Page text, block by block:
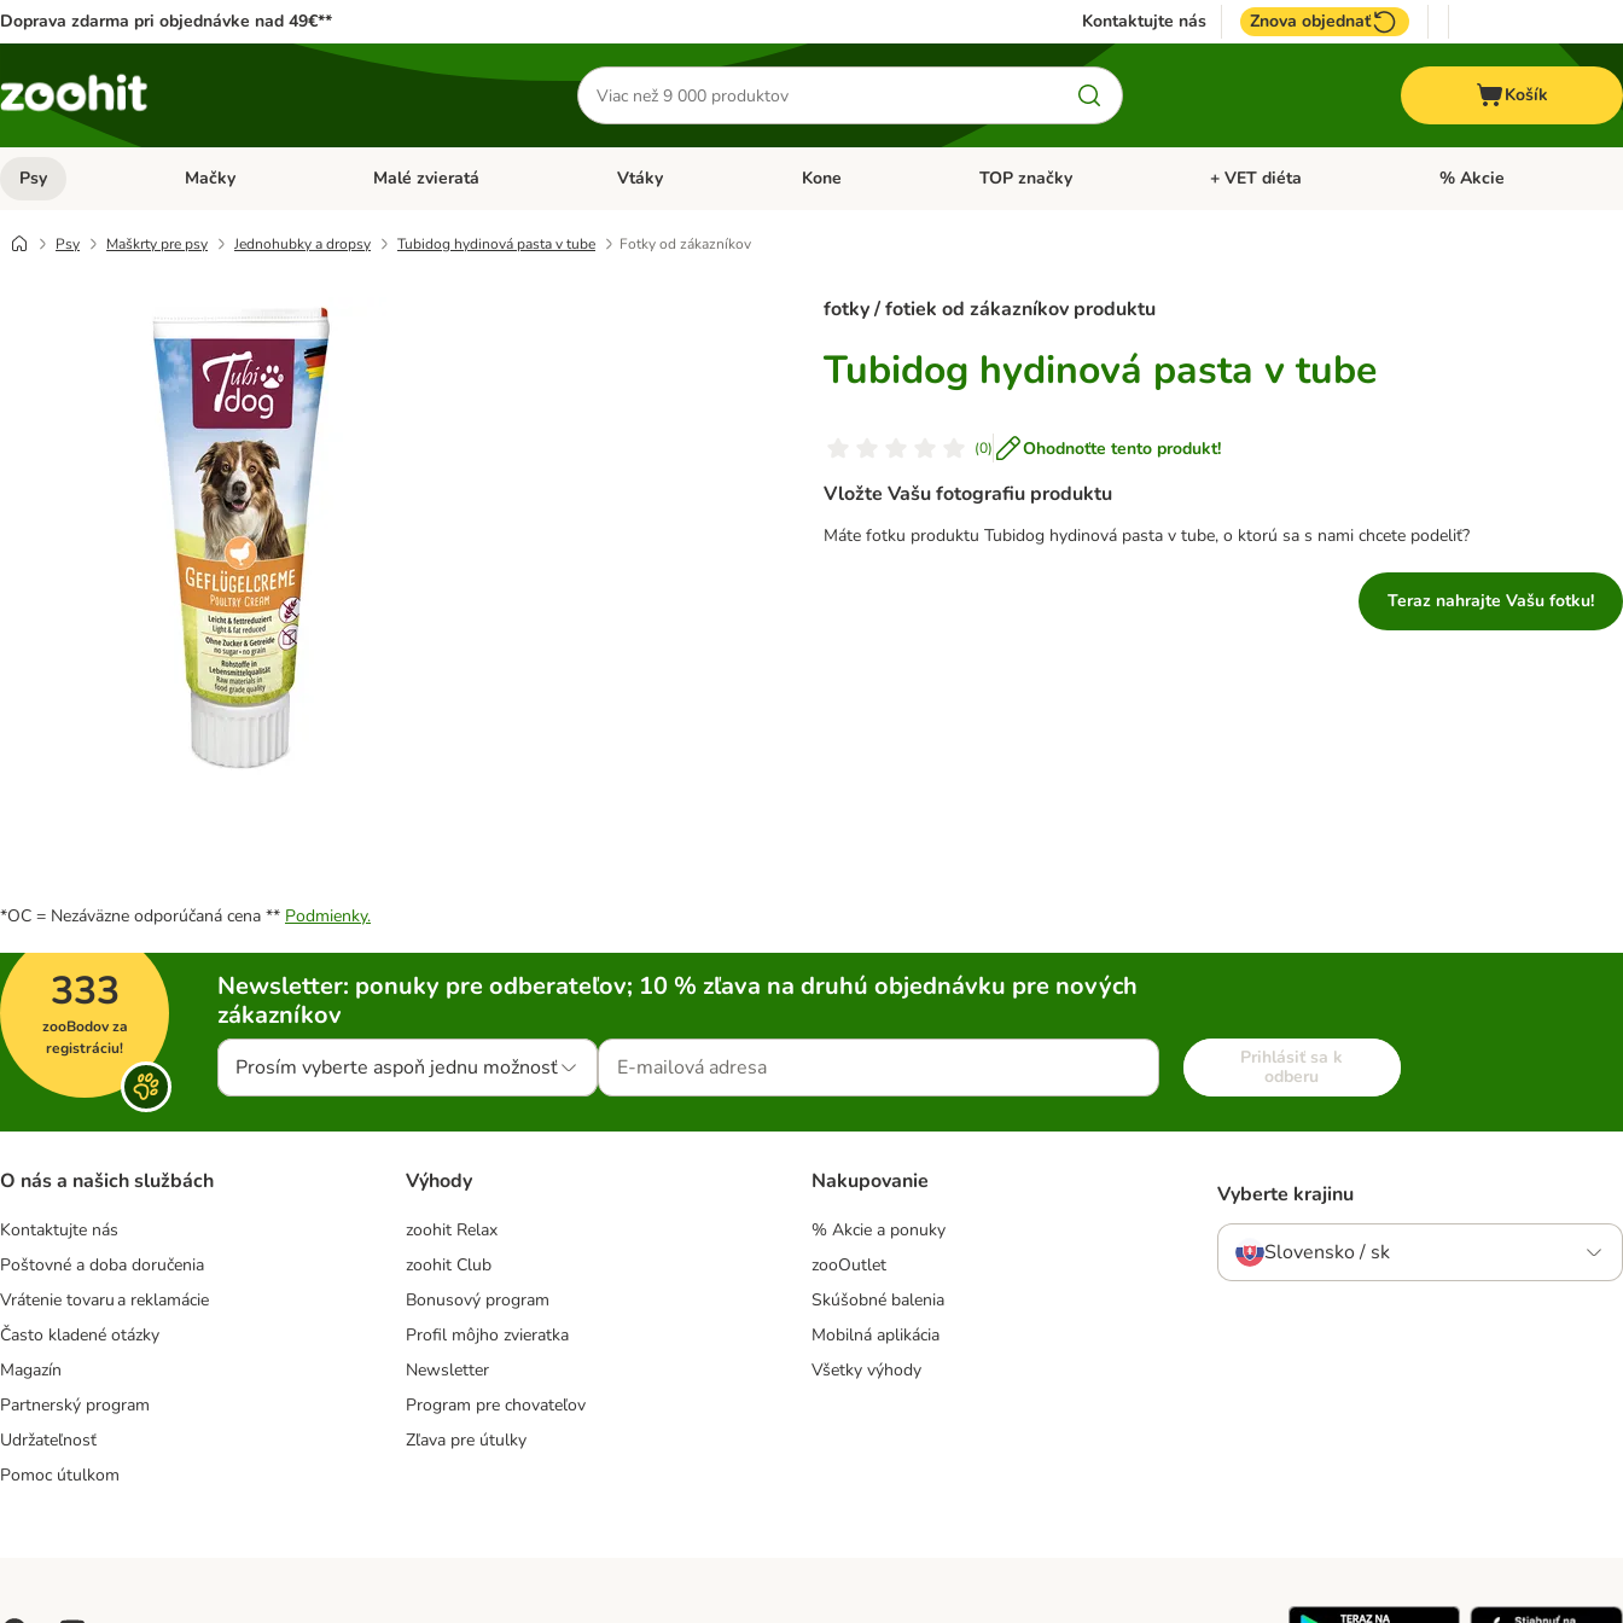
Doprava zdarma pri objednávke nad 49€** Kontaktujte nás Znova objednať
Hľadať
produkty
Košík
Psy Otvoriť menu: Psy
Mačky Otvoriť menu: Mačky
Malé zvieratá Otvoriť menu: Malé zvieratá
Vtáky Otvoriť menu: Vtáky
Kone Otvoriť menu: Kone
TOP značky Otvoriť menu: TOP značky
+ VET diéta Otvoriť menu: + VET diéta
% Akcie
Psy Maškrty pre psy Jednohubky a dropsy Tubidog hydinová pasta v tube Fotky od zákazníkov
fotky / fotiek od zákazníkov produktu
Tubidog hydinová pasta v tube
(0) Ohodnoťte tento produkt!
Vložte Vašu fotografiu produktu
Máte fotku produktu Tubidog hydinová pasta v tube, o ktorú sa s nami chcete podeliť?
Teraz nahrajte Vašu fotku!
*OC = Nezáväzne odporúčaná cena ** Podmienky.
333
zooBodov za
registráciu!
Newsletter: ponuky pre odberateľov; 10 % zľava na druhú objednávku pre nových
zákazníkov
Prosím vyberte aspoň jednu možnosť
Prihlásiť sa k
odberu
O nás a našich službách
Kontaktujte nás
Poštovné a doba doručenia
Vrátenie tovaru a reklamácie
Často kladené otázky
Magazín
Partnerský program
Udržateľnosť
Pomoc útulkom
Výhody
zoohit Relax
zoohit Club
Bonusový program
Profil môjho zvieratka
Newsletter
Program pre chovateľov
Zľava pre útulky
Nakupovanie
% Akcie a ponuky
zooOutlet
Skúšobné balenia
Mobilná aplikácia
Všetky výhody
Vyberte krajinu
Slovensko / sk